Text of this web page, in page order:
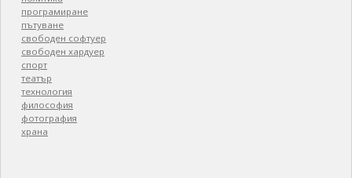
програмиране
пътуване
свободен софтуер
свободен хардуер
спорт
театър
технология
философия
фотография
храна